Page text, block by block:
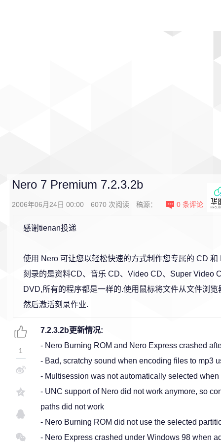
Nero 7 Premium 7.2.3.2b
2006年06月24日 00:00 6070 次阅读 稿源： 0 条评论
感谢tienan投递
使用 Nero 可让您以轻松快速的方式制作您专属的 CD
刻录的是资料CD、音乐 CD、Video CD、Super Video
DVD,所有的程序都是一样的.使用鼠标将文件从文件浏
然后激活刻录作业.
7.2.3.2b更新情况:
- Nero Burning ROM and Nero Express crashed
- Bad, scratchy sound when encoding files to mp3
- Multisession was not automatically selected
- UNC support of Nero did not work anymore, so
paths did not work
- Nero Burning ROM did not use the selected
- Nero Express crashed under Windows 98 when
1